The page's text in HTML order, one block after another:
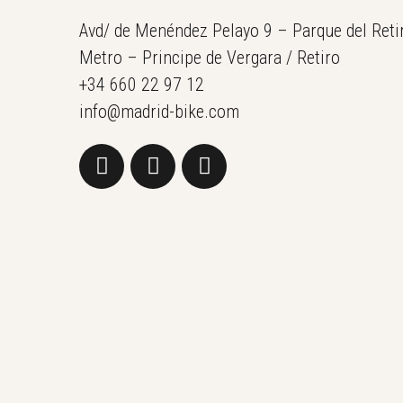
Avd/ de Menéndez Pelayo 9 – Parque del
Metro – Principe de Vergara / Retiro
+34 660 22 97 12
info@madrid-bike.com